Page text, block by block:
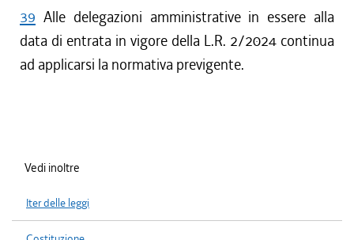
39 Alle delegazioni amministrative in essere alla
data di entrata in vigore della L.R. 2/2024 continua
ad applicarsi la normativa previgente.
Vedi inoltre
Iter delle leggi